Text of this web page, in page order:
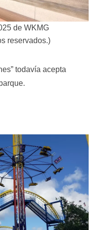
de WKMG
reservados.)
todavía acepta